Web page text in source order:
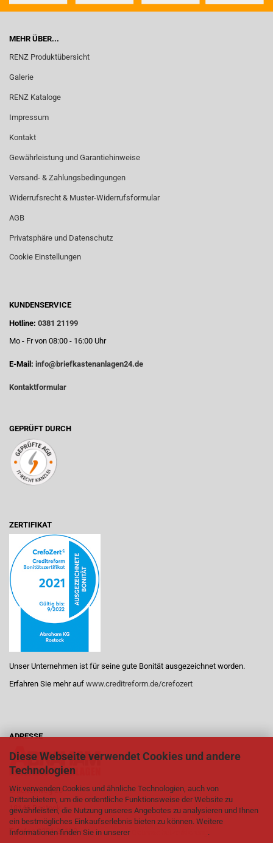
Diese Webseite verwendet Cookies und andere
Technologien
Wir verwenden Cookies und ähnliche Technologien, auch von
Drittanbietern, um die ordentliche Funktionsweise der Website zu
gewährleisten, die Nutzung unseres Angebotes zu analysieren und Ihnen
ein bestmögliches Einkaufserlebnis bieten zu können. Weitere
Informationen finden Sie in unserer
.
MEHR ÜBER...
RENZ Produktübersicht
Galerie
RENZ Kataloge
Impressum
Kontakt
Gewährleistung und Garantiehinweise
Versand- & Zahlungsbedingungen
Widerrufsrecht & Muster-Widerrufsformular
AGB
Privatsphäre und Datenschutz
Cookie Einstellungen
KUNDENSERVICE
Hotline: 0381 21199
Mo - Fr von 08:00 - 16:00 Uhr
E-Mail: info@briefkastenanlagen24.de
Kontaktformular
GEPRÜFT DURCH
ZERTIFIKAT
Unser Unternehmen ist für seine gute Bonität ausgezeichnet worden.
Erfahren Sie mehr auf www.creditreform.de/crefozert
ADRESSE
Brückenweg 20
18146 Rostock
Telefon0381 21199